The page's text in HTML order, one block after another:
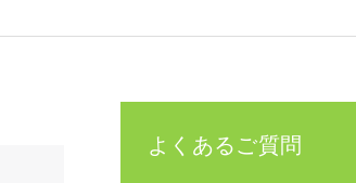
よくあるご質問